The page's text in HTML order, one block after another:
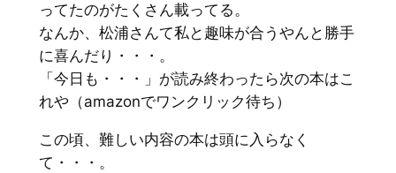
ってたのがたくさん載ってる。
なんか、松浦さんて私と趣味が合うやんと勝手
に喜んだり・・・。
「今日も・・・」が読み終わったら次の本はこ
れや（amazonでワンクリック待ち）
この頃、難しい内容の本は頭に入らなく
て・・・。